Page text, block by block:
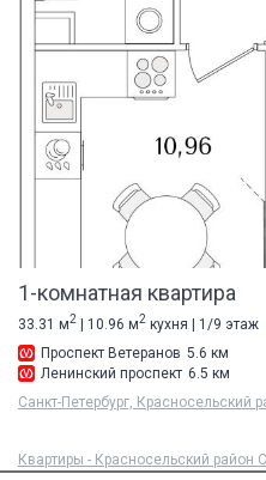
1-комнатная квартира
33.31 м2 | 10.96 м2 кухня | 1/9 этаж
Проспект Ветеранов 5.6 км
Ленинский проспект 6.5 км
Санкт-Петербург, Красносельский
Квартиры - Красносельский район